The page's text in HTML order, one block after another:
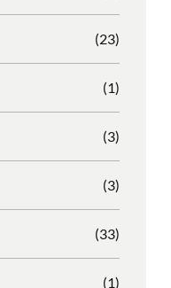
(23)
(1)
(3)
(3)
(33)
(1)